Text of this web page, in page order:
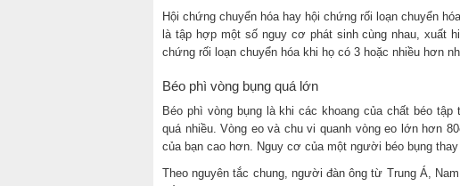
Hội chứng chuyển hóa hay hội chứng rối loạn chuyển
là tập hợp một số nguy cơ phát sinh cùng nhau, xuất
chứng rối loạn chuyển hóa khi họ có 3 hoặc nhiều hơn
Béo phì vòng bụng quá lớn
Béo phì vòng bụng là khi các khoang của chất béo
quá nhiều. Vòng eo và chu vi quanh vòng eo lớn hơn
của bạn cao hơn. Nguy cơ của một người béo bụng
Theo nguyên tắc chung, người đàn ông từ Trung Á,